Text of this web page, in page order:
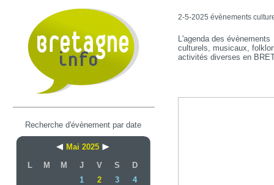
2-5-2025 évènements
L'agenda des évènements
culturels, musicaux,
activités diverses en
Recherche d'évènement par date
Mai 2025
L
M M J V S
D
1
2 3
4